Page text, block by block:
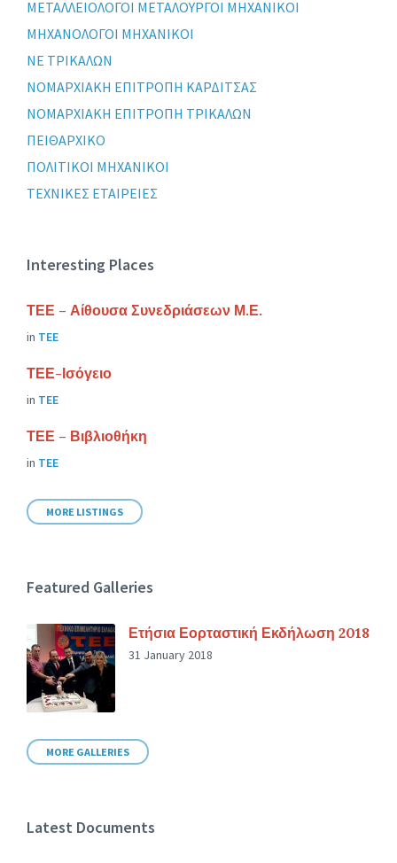
ΜΕΤΑΛΛΕΙΟΛΟΓΟΙ ΜΕΤΑΛΟΥΡΓΟΙ ΜΗΧΑΝΙΚΟΙ
ΜΗΧΑΝΟΛΟΓΟΙ ΜΗΧΑΝΙΚΟΙ
ΝΕ ΤΡΙΚΑΛΩΝ
ΝΟΜΑΡΧΙΑΚΗ ΕΠΙΤΡΟΠΗ ΚΑΡΔΙΤΣΑΣ
ΝΟΜΑΡΧΙΑΚΗ ΕΠΙΤΡΟΠΗ ΤΡΙΚΑΛΩΝ
ΠΕΙΘΑΡΧΙΚΟ
ΠΟΛΙΤΙΚΟΙ ΜΗΧΑΝΙΚΟΙ
ΤΕΧΝΙΚΕΣ ΕΤΑΙΡΕΙΕΣ
Interesting Places
ΤΕΕ – Αίθουσα Συνεδριάσεων Μ.Ε.
in ΤΕΕ
ΤΕΕ-Ισόγειο
in ΤΕΕ
ΤΕΕ – Βιβλιοθήκη
in ΤΕΕ
MORE LISTINGS
Featured Galleries
Ετήσια Εορταστική Εκδήλωση 2018
31 January 2018
MORE GALLERIES
Latest Documents